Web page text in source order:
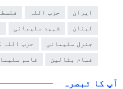
ایران حزب اللہ
لبنان شہید سلیمانی
جنرل سلیمانی حزب اللہ
قسام بٹالین قاسم
آپ کا تبصرہ